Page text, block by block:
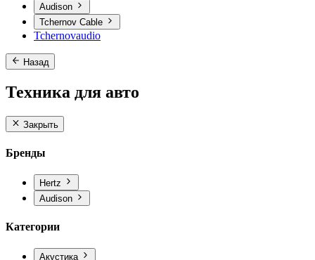
Audison
Tchernov Cable
Tchernovaudio
Назад
Техника для авто
Закрыть
Бренды
Hertz
Audison
Категории
Акустика